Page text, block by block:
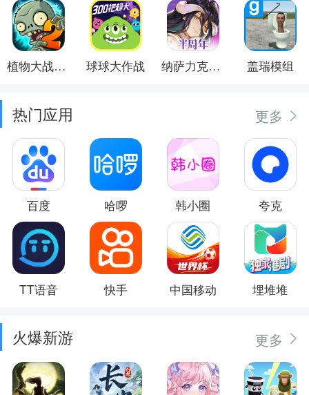
植物大战僵尸2 球球大作战 纳萨力克之王 盖瑞模组
热门应用 更多
百度 哈啰 韩小圈 夸克
TT语音 快手 中国移动 埋堆堆
火爆新游 更多